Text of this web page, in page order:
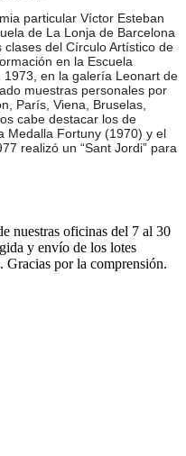
particular Víctor Esteban
de La Lonja de Barcelona
del Círculo Artístico de
en la Escuela
en la galería Leonart de
muestras personales por
París, Viena, Bruselas,
cabe destacar los de
Medalla Fortuny (1970) y el
realizó un “Sant Jordi” para
nuestras oficinas del 7 al 30
y envío de los lotes
Gracias por la comprensión.